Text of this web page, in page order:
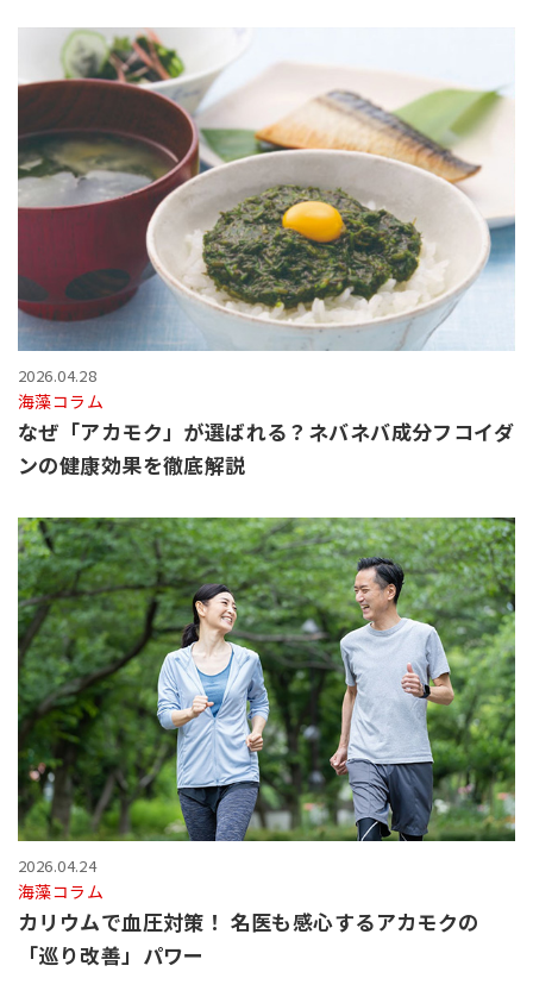
2026.04.28
海藻コラム
なぜ「アカモク」が選ばれる？ネバネバ成分フコイダ
ンの健康効果を徹底解説
2026.04.24
海藻コラム
カリウムで血圧対策！ 名医も感心するアカモクの
「巡り改善」パワー